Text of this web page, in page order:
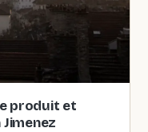
produit et